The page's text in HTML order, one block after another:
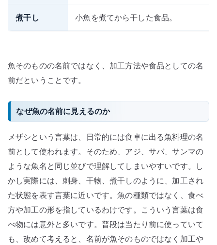
煮干し 小魚を煮てから干した食品。
魚そのものの名前ではなく、加工方法や食品としての名
前だということです。
なぜ魚の名前に見えるのか
メザシという言葉は、日常的には食卓に出る魚料理の名
前として使われます。そのため、アジ、サバ、サンマの
ような魚名と同じ並びで理解してしまいやすいです。し
かし実際には、刺身、干物、煮干しのように、加工され
た状態を表す言葉に近いです。魚の種類ではなく、食べ
方や加工の形を指しているわけです。こういう言葉は食
べ物には意外と多いです。普段は当たり前に使っていて
も、改めて考えると、名前が魚そのものではなく加工や